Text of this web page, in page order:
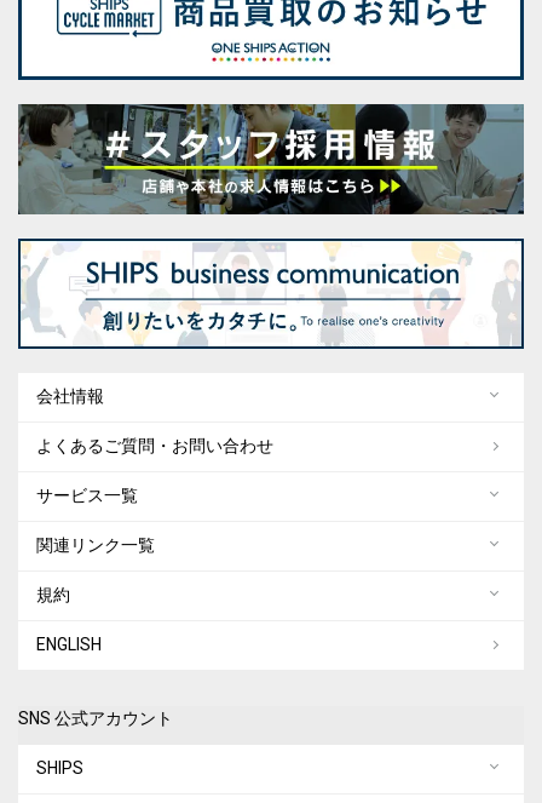
会社情報
よくあるご質問・お問い合わせ
サービス一覧
関連リンク一覧
規約
ENGLISH
SNS 公式アカウント
SHIPS